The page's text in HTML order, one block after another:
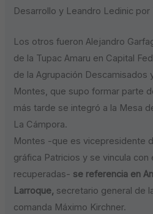
Desarrollo y Leandro Ledinic por
Los otros fueron Alejandro
de la Tupac Amaru en Capital
de la Agrupación Descamisados
Montes, que supo formar parte
más tarde se integró a la Mesa
La Cámpora.
Montes -que es vicepresidente
gráfica Patricios y se vincula con
recuperadas- se referencia en
Larroque, secretario general de
comanda Máximo Kirchner.